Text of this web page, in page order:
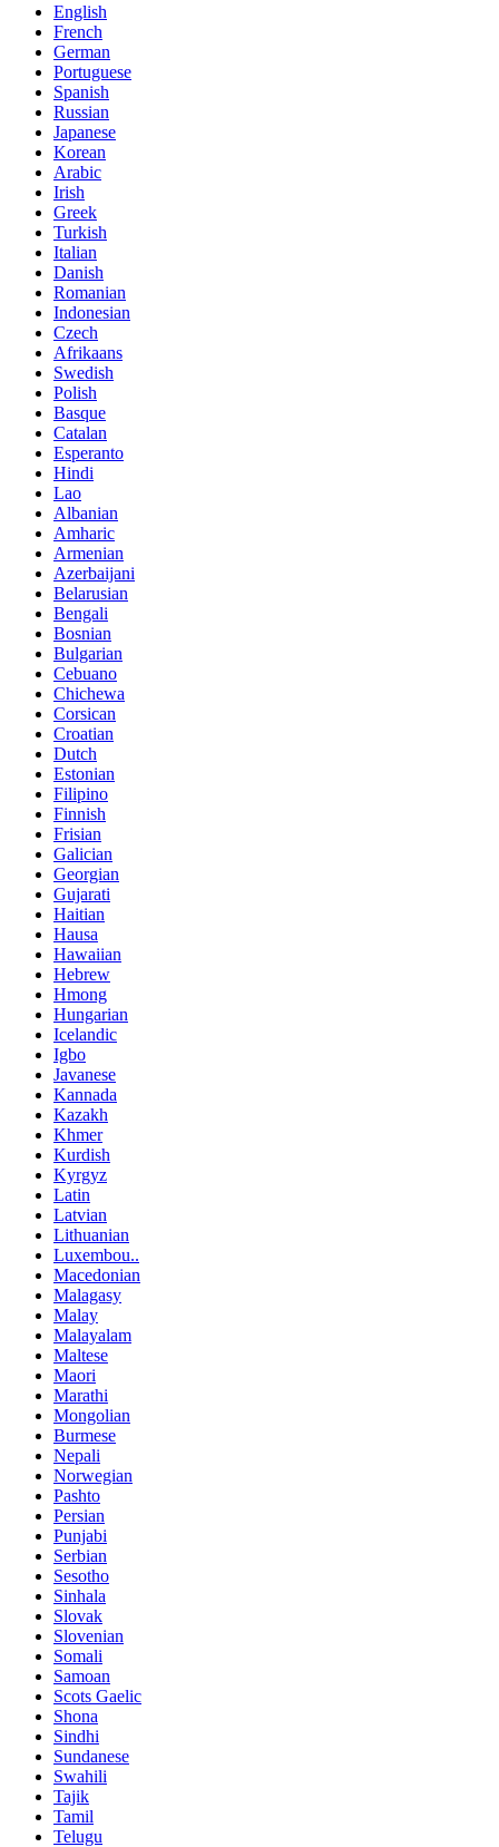
English
French
German
Portuguese
Spanish
Russian
Japanese
Korean
Arabic
Irish
Greek
Turkish
Italian
Danish
Romanian
Indonesian
Czech
Afrikaans
Swedish
Polish
Basque
Catalan
Esperanto
Hindi
Lao
Albanian
Amharic
Armenian
Azerbaijani
Belarusian
Bengali
Bosnian
Bulgarian
Cebuano
Chichewa
Corsican
Croatian
Dutch
Estonian
Filipino
Finnish
Frisian
Galician
Georgian
Gujarati
Haitian
Hausa
Hawaiian
Hebrew
Hmong
Hungarian
Icelandic
Igbo
Javanese
Kannada
Kazakh
Khmer
Kurdish
Kyrgyz
Latin
Latvian
Lithuanian
Luxembou..
Macedonian
Malagasy
Malay
Malayalam
Maltese
Maori
Marathi
Mongolian
Burmese
Nepali
Norwegian
Pashto
Persian
Punjabi
Serbian
Sesotho
Sinhala
Slovak
Slovenian
Somali
Samoan
Scots Gaelic
Shona
Sindhi
Sundanese
Swahili
Tajik
Tamil
Telugu